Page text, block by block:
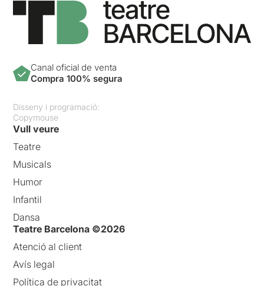
Canal oficial de venta
Compra 100% segura
Disseny i programació:
Copymouse
Vull veure
Teatre
Musicals
Humor
Infantil
Dansa
Teatre Barcelona ©2026
Atenció al client
Avís legal
Política de privacitat